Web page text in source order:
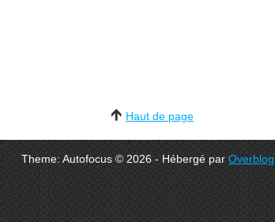
Haut de page
Theme: Autofocus © 2026 - Hébergé parOverblog